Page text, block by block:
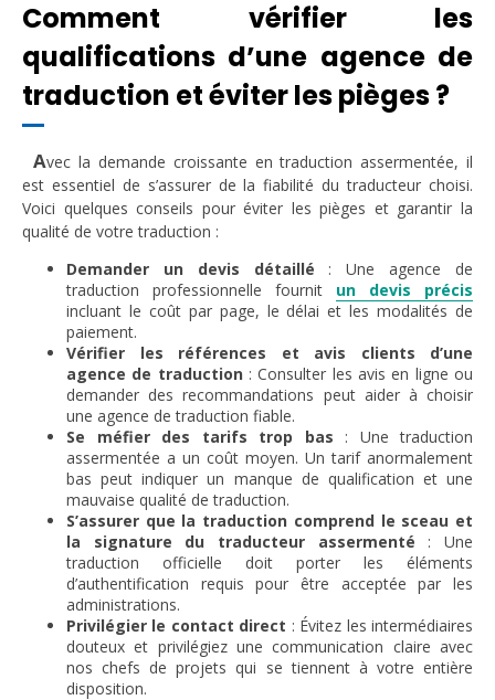
Comment vérifier les
qualifications d’une agence de
traduction et éviter les pièges ?
Avec la demande croissante en traduction assermentée, il
est essentiel de s’assurer de la fiabilité du traducteur choisi.
Voici quelques conseils pour éviter les pièges et garantir la
qualité de votre traduction :
Demander un devis détaillé : Une agence de
traduction professionnelle fournit un devis précis
incluant le coût par page, le délai et les modalités de
paiement.
Vérifier les références et avis clients
d’une
agence de traduction: Consulter les avis en ligne ou
demander des recommandations peut aider à choisir
une agence de traduction fiable.
Se méfier des tarifs trop bas : Une traduction
assermentée a un coût moyen. Un tarif anormalement
bas peut indiquer un manque de qualification et une
mauvaise qualité de traduction.
S’assurer que la traduction comprend le sceau et
la signature du traducteur assermenté : Une
traduction officielle doit porter les éléments
d’authentification requis pour être acceptée par les
administrations.
Privilégier le contact direct : Évitez les intermédiaires
douteux et privilégiez une communication claire avec
nos chefs de projets qui se tiennent à votre entière
disposition.